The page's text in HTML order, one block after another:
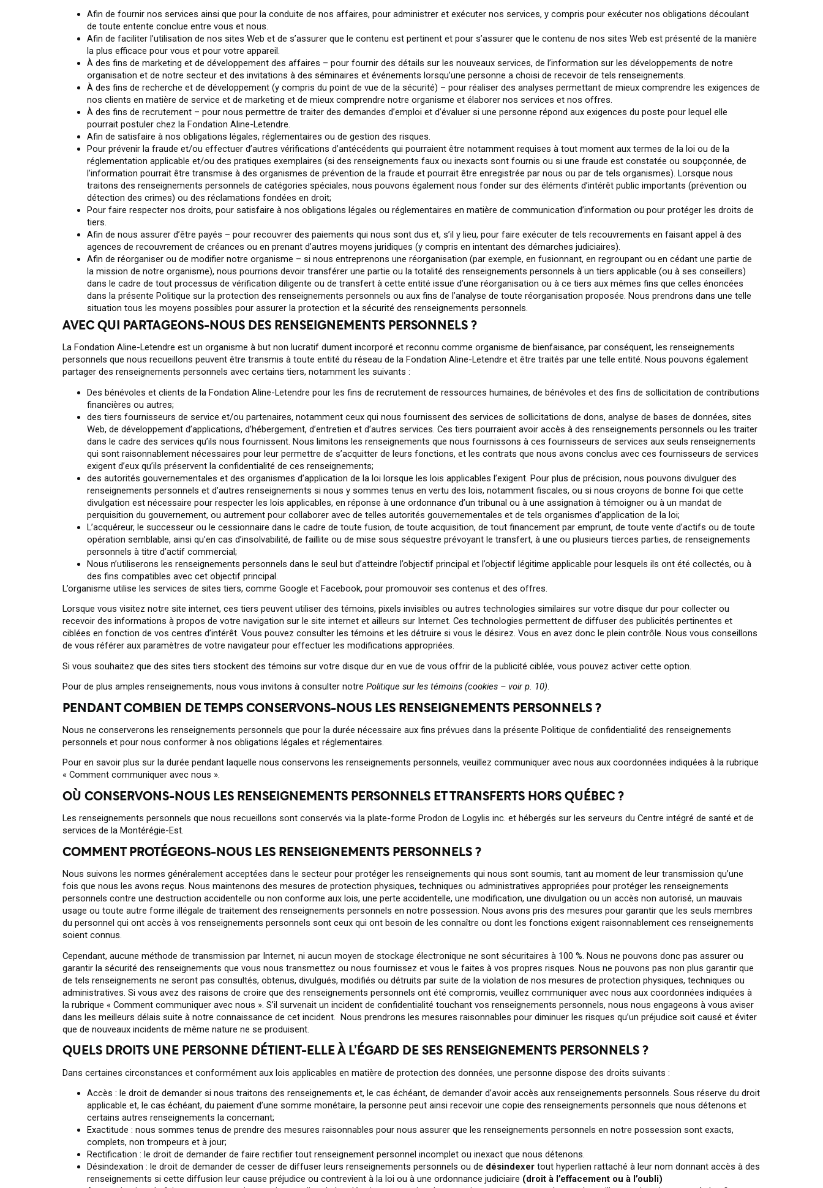
Afin de fournir nos services ainsi que pour la conduite de nos affaires, pour administrer et exécuter nos services, y compris pour exécuter nos obligations découlant
de toute entente conclue entre vous et nous.
Afin de faciliter l’utilisation de nos sites Web et de s’assurer que le contenu est pertinent et pour s’assurer que le contenu de nos sites Web est présenté de la manière
la plus efficace pour vous et pour votre appareil.
À des fins de marketing et de développement des affaires – pour fournir des détails sur les nouveaux services, de l’information sur les développements de notre
organisation et de notre secteur et des invitations à des séminaires et événements lorsqu’une personne a choisi de recevoir de tels renseignements.
À des fins de recherche et de développement (y compris du point de vue de la sécurité) – pour réaliser des analyses permettant de mieux comprendre les exigences de
nos clients en matière de service et de marketing et de mieux comprendre notre organisme et élaborer nos services et nos offres.
À des fins de recrutement – pour nous permettre de traiter des demandes d’emploi et d’évaluer si une personne répond aux exigences du poste pour lequel elle
pourrait postuler chez la Fondation Aline-Letendre.
Afin de satisfaire à nos obligations légales, réglementaires ou de gestion des risques.
Pour prévenir la fraude et/ou effectuer d’autres vérifications d’antécédents qui pourraient être notamment requises à tout moment aux termes de la loi ou de la
réglementation applicable et/ou des pratiques exemplaires (si des renseignements faux ou inexacts sont fournis ou si une fraude est constatée ou soupçonnée, de
l’information pourrait être transmise à des organismes de prévention de la fraude et pourrait être enregistrée par nous ou par de tels organismes). Lorsque nous
traitons des renseignements personnels de catégories spéciales, nous pouvons également nous fonder sur des éléments d’intérêt public importants (prévention ou
détection des crimes) ou des réclamations fondées en droit;
Pour faire respecter nos droits, pour satisfaire à nos obligations légales ou réglementaires en matière de communication d’information ou pour protéger les droits de
tiers.
Afin de nous assurer d’être payés – pour recouvrer des paiements qui nous sont dus et, s’il y lieu, pour faire exécuter de tels recouvrements en faisant appel à des
agences de recouvrement de créances ou en prenant d’autres moyens juridiques (y compris en intentant des démarches judiciaires).
Afin de réorganiser ou de modifier notre organisme – si nous entreprenons une réorganisation (par exemple, en fusionnant, en regroupant ou en cédant une partie de
la mission de notre organisme), nous pourrions devoir transférer une partie ou la totalité des renseignements personnels à un tiers applicable (ou à ses conseillers)
dans le cadre de tout processus de vérification diligente ou de transfert à cette entité issue d’une réorganisation ou à ce tiers aux mêmes fins que celles énoncées
dans la présente Politique sur la protection des renseignements personnels ou aux fins de l’analyse de toute réorganisation proposée. Nous prendrons dans une telle
situation tous les moyens possibles pour assurer la protection et la sécurité des renseignements personnels.
AVEC QUI PARTAGEONS-NOUS DES RENSEIGNEMENTS PERSONNELS ?
La Fondation Aline-Letendre est un organisme à but non lucratif dument incorporé et reconnu comme organisme de bienfaisance, par conséquent, les renseignements
personnels que nous recueillons peuvent être transmis à toute entité du réseau de la Fondation Aline-Letendre et être traités par une telle entité. Nous pouvons également
partager des renseignements personnels avec certains tiers, notamment les suivants :
Des bénévoles et clients de la Fondation Aline-Letendre pour les fins de recrutement de ressources humaines, de bénévoles et des fins de sollicitation de contributions
financières ou autres;
des tiers fournisseurs de service et/ou partenaires, notamment ceux qui nous fournissent des services de sollicitations de dons, analyse de bases de données, sites
Web, de développement d’applications, d’hébergement, d’entretien et d’autres services. Ces tiers pourraient avoir accès à des renseignements personnels ou les traiter
dans le cadre des services qu’ils nous fournissent. Nous limitons les renseignements que nous fournissons à ces fournisseurs de services aux seuls renseignements
qui sont raisonnablement nécessaires pour leur permettre de s’acquitter de leurs fonctions, et les contrats que nous avons conclus avec ces fournisseurs de services
exigent d’eux qu’ils préservent la confidentialité de ces renseignements;
des autorités gouvernementales et des organismes d’application de la loi lorsque les lois applicables l’exigent. Pour plus de précision, nous pouvons divulguer des
renseignements personnels et d’autres renseignements si nous y sommes tenus en vertu des lois, notamment fiscales, ou si nous croyons de bonne foi que cette
divulgation est nécessaire pour respecter les lois applicables, en réponse à une ordonnance d’un tribunal ou à une assignation à témoigner ou à un mandat de
perquisition du gouvernement, ou autrement pour collaborer avec de telles autorités gouvernementales et de tels organismes d’application de la loi;
L’acquéreur, le successeur ou le cessionnaire dans le cadre de toute fusion, de toute acquisition, de tout financement par emprunt, de toute vente d’actifs ou de toute
opération semblable, ainsi qu’en cas d’insolvabilité, de faillite ou de mise sous séquestre prévoyant le transfert, à une ou plusieurs tierces parties, de renseignements
personnels à titre d’actif commercial;
Nous n’utiliserons les renseignements personnels dans le seul but d’atteindre l’objectif principal et l’objectif légitime applicable pour lesquels ils ont été collectés, ou à
des fins compatibles avec cet objectif principal.
L’organisme utilise les services de sites tiers, comme Google et Facebook, pour promouvoir ses contenus et des offres.
Lorsque vous visitez notre site internet, ces tiers peuvent utiliser des témoins, pixels invisibles ou autres technologies similaires sur votre disque dur pour collecter ou
recevoir des informations à propos de votre navigation sur le site internet et ailleurs sur Internet. Ces technologies permettent de diffuser des publicités pertinentes et
ciblées en fonction de vos centres d’intérêt. Vous pouvez consulter les témoins et les détruire si vous le désirez. Vous en avez donc le plein contrôle. Nous vous conseillons
de vous référer aux paramètres de votre navigateur pour effectuer les modifications appropriées.
Si vous souhaitez que des sites tiers stockent des témoins sur votre disque dur en vue de vous offrir de la publicité ciblée, vous pouvez activer cette option.
Pour de plus amples renseignements, nous vous invitons à consulter notre Politique sur les témoins (cookies – voir p. 10).
PENDANT COMBIEN DE TEMPS CONSERVONS-NOUS LES RENSEIGNEMENTS PERSONNELS ?
Nous ne conserverons les renseignements personnels que pour la durée nécessaire aux fins prévues dans la présente Politique de confidentialité des renseignements
personnels et pour nous conformer à nos obligations légales et réglementaires.
Pour en savoir plus sur la durée pendant laquelle nous conservons les renseignements personnels, veuillez communiquer avec nous aux coordonnées indiquées à la rubrique
« Comment communiquer avec nous ».
OÙ CONSERVONS-NOUS LES RENSEIGNEMENTS PERSONNELS ET TRANSFERTS HORS QUÉBEC ?
Les renseignements personnels que nous recueillons sont conservés via la plate-forme Prodon de Logylis inc. et hébergés sur les serveurs du Centre intégré de santé et de
services de la Montérégie-Est.
COMMENT PROTÉGEONS-NOUS LES RENSEIGNEMENTS PERSONNELS ?
Nous suivons les normes généralement acceptées dans le secteur pour protéger les renseignements qui nous sont soumis, tant au moment de leur transmission qu’une
fois que nous les avons reçus. Nous maintenons des mesures de protection physiques, techniques ou administratives appropriées pour protéger les renseignements
personnels contre une destruction accidentelle ou non conforme aux lois, une perte accidentelle, une modification, une divulgation ou un accès non autorisé, un mauvais
usage ou toute autre forme illégale de traitement des renseignements personnels en notre possession. Nous avons pris des mesures pour garantir que les seuls membres
du personnel qui ont accès à vos renseignements personnels sont ceux qui ont besoin de les connaître ou dont les fonctions exigent raisonnablement ces renseignements
soient connus.
Cependant, aucune méthode de transmission par Internet, ni aucun moyen de stockage électronique ne sont sécuritaires à 100 %. Nous ne pouvons donc pas assurer ou
garantir la sécurité des renseignements que vous nous transmettez ou nous fournissez et vous le faites à vos propres risques. Nous ne pouvons pas non plus garantir que
de tels renseignements ne seront pas consultés, obtenus, divulgués, modifiés ou détruits par suite de la violation de nos mesures de protection physiques, techniques ou
administratives. Si vous avez des raisons de croire que des renseignements personnels ont été compromis, veuillez communiquer avec nous aux coordonnées indiquées à
la rubrique « Comment communiquer avec nous ». S’il survenait un incident de confidentialité touchant vos renseignements personnels, nous nous engageons à vous aviser
dans les meilleurs délais suite à notre connaissance de cet incident. Nous prendrons les mesures raisonnables pour diminuer les risques qu’un préjudice soit causé et éviter
que de nouveaux incidents de même nature ne se produisent.
QUELS DROITS UNE PERSONNE DÉTIENT-ELLE À L’ÉGARD DE SES RENSEIGNEMENTS PERSONNELS ?
Dans certaines circonstances et conformément aux lois applicables en matière de protection des données, une personne dispose des droits suivants :
Accès : le droit de demander si nous traitons des renseignements et, le cas échéant, de demander d’avoir accès aux renseignements personnels. Sous réserve du droit
applicable et, le cas échéant, du paiement d’une somme monétaire, la personne peut ainsi recevoir une copie des renseignements personnels que nous détenons et
certains autres renseignements la concernant;
Exactitude : nous sommes tenus de prendre des mesures raisonnables pour nous assurer que les renseignements personnels en notre possession sont exacts,
complets, non trompeurs et à jour;
Rectification : le droit de demander de faire rectifier tout renseignement personnel incomplet ou inexact que nous détenons.
Désindexation : le droit de demander de cesser de diffuser leurs renseignements personnels ou de désindexer tout hyperlien rattaché à leur nom donnant accès à des
renseignements si cette diffusion leur cause préjudice ou contrevient à la loi ou à une ordonnance judiciaire (droit à l’effacement ou à l’oubli)